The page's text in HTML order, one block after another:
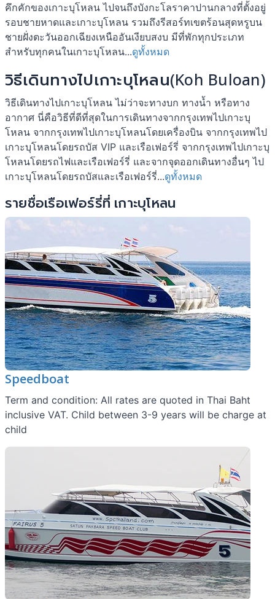
คึกคักของเกาะบุโหลน ไปจนถึงบังกะโลราคาปานกลางที่ตั้งอยู่
รอบชายหาดและเกาะบุโหลน รวมถึงรีสอร์ทเขตร้อนสุดหรูบน
ชายฝั่งตะวันออกเฉียงเหนืออันเงียบสงบ มีที่พักทุกประเภท
สำหรับทุกคนในเกาะบุโหลน...ดูทั้งหมด
วิธีเดินทางไปเกาะบุโหลน(Koh Buloan)
วิธีเดินทางไปเกาะบุโหลน ไม่ว่าจะทางบก ทางน้ำ หรือทาง
อากาศ นี่คือวิธีที่ดีที่สุดในการเดินทางจากกรุงเทพไปเกาะบุ
โหลน จากกรุงเทพไปเกาะบุโหลนโดยเครื่องบิน จากกรุงเทพไป
เกาะบุโหลนโดยรถบัส VIP และเรือเฟอร์รี่ จากกรุงเทพไปเกาะบุ
โหลนโดยรถไฟและเรือเฟอร์รี่ และจากจุดออกเดินทางอื่นๆ ไป
เกาะบุโหลนโดยรถบัสและเรือเฟอร์รี่...ดูทั้งหมด
รายชื่อเรือเฟอร์รี่ที่ เกาะบุโหลน
Speedboat
Term and condition: All rates are quoted in Thai Baht
inclusive VAT. Child between 3-9 years will be charge at
child